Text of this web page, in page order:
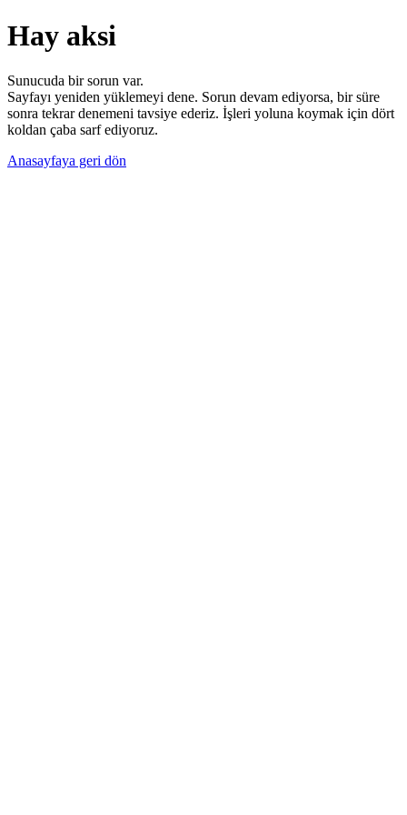
Hay aksi
Sunucuda bir sorun var.
Sayfayı yeniden yüklemeyi dene. Sorun devam ediyorsa, bir süre
sonra tekrar denemeni tavsiye ederiz. İşleri yoluna koymak için dört
koldan çaba sarf ediyoruz.
Anasayfaya geri dön